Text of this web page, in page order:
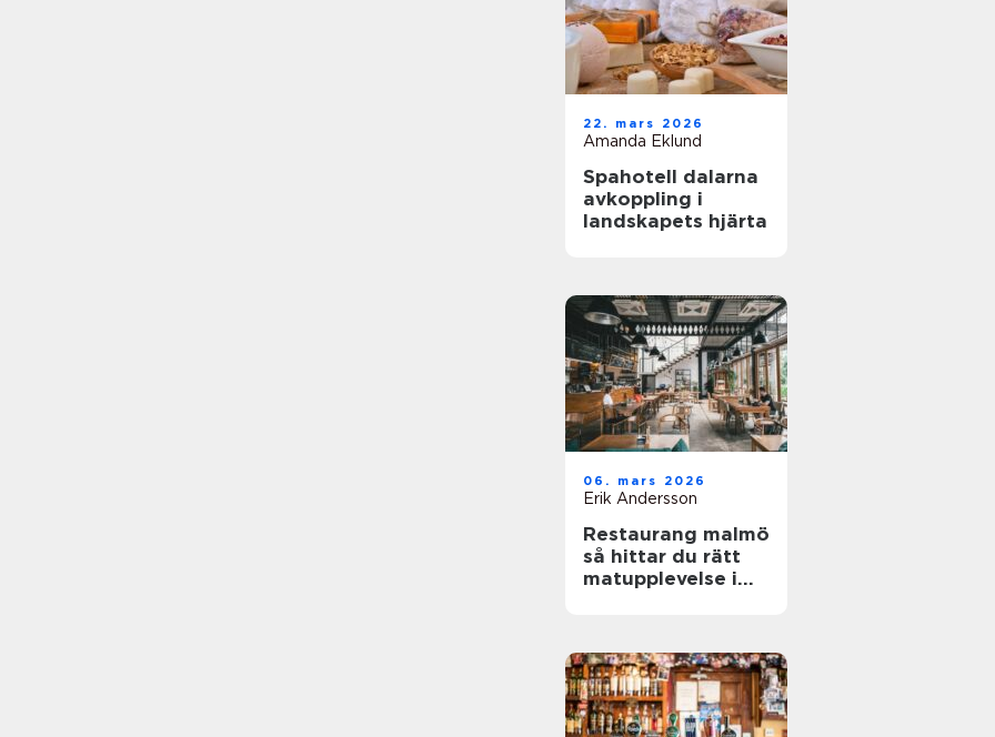
22. mars 2026
Amanda Eklund
Spahotell dalarna
avkoppling i
landskapets hjärta
06. mars 2026
Erik Andersson
Restaurang malmö
så hittar du rätt
matupplevelse i